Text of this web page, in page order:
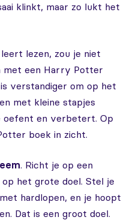
klinkt, maar zo lukt het
lezen, zou je niet
met een Harry Potter
verstandiger om op het
met kleine stapjes
oefent en verbetert. Op
boek in zicht.
. Richt je op een
het grote doel. Stel je
hardlopen, en je hoopt
Dat is een groot doel.